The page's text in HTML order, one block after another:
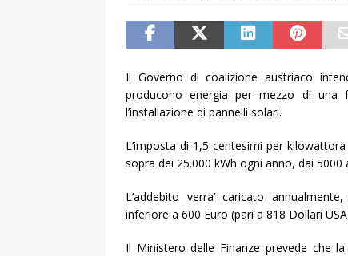
Il Governo di coalizione austriaco
producono energia per mezzo di una
l’installazione di pannelli solari.
L’imposta di 1,5 centesimi per
sopra dei 25.000 kWh ogni anno, dai 5000
L’addebito verra’ caricato
inferiore a 600 Euro (pari a 818 Dollari
Il Ministero delle Finanze prevede che